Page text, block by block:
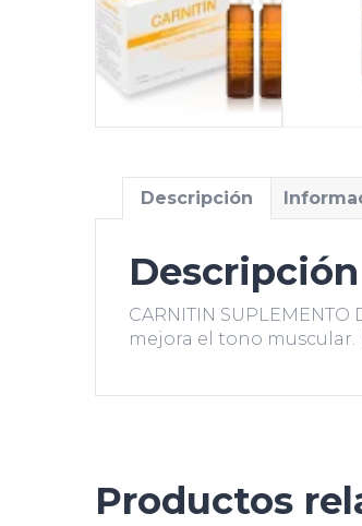
Descripción
Descripción
CARNITIN
mejora el tono muscular.
Productos